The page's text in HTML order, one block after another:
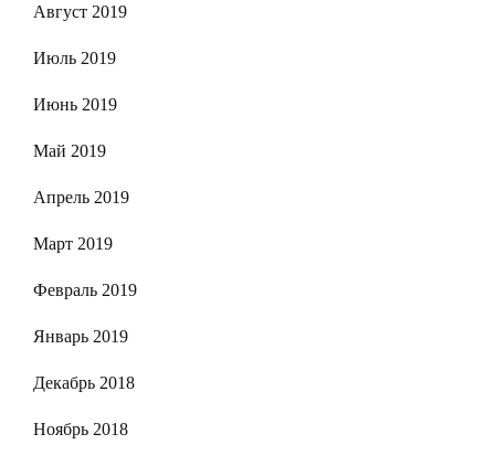
Август 2019
Июль 2019
Июнь 2019
Май 2019
Апрель 2019
Март 2019
Февраль 2019
Январь 2019
Декабрь 2018
Ноябрь 2018